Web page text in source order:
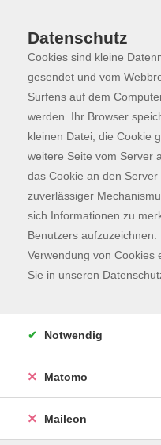
Skip to main content
Programm
Der Kurs konnte
Datenschutz
Cookies sind kleine
gesendet und vom
Surfens auf dem
werden. Ihr Browser
kleinen Datei, die Cookie
weitere Seite vom Server
das Cookie an den
zuverlässiger
sich Informationen zu
Benutzers aufzuzeichnen.
Verwendung von Cookies
Sie in unseren
Notwendig
Matomo
Maileon